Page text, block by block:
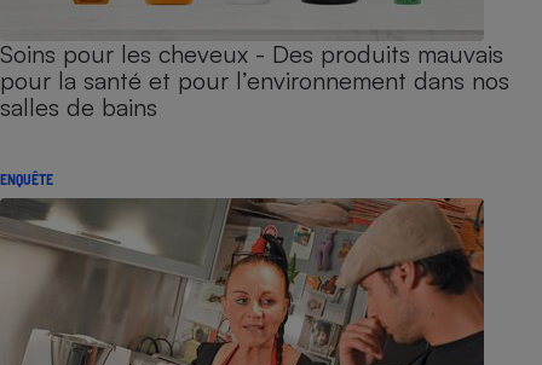
Soins pour les cheveux - Des produits mauvais
pour la santé et pour l’environnement dans nos
salles de bains
ENQUÊTE